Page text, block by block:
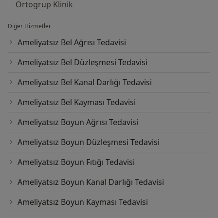
Evli ve 1 çocuk babasıdır.
2003-2005 yılları arasında Amerika Birleşik Devletleri
Minnesota Eyaletinde Hennepin Medical Center’da ve
Twin Cities Spine Center’da omurga hastalıkları
konusunda Research Fellow olarak çalıştı. Bu dönemde
omurga biyomekaniği ve omurga hastalıkları
konusunda çeşitli projelerde görev alarak bilimsel
çalışmalarda bulundu.
2005 yılındaTürkiye’ye dönerek Başkent Üniversitesi
Tıp Fakültesi Ortopedi ve Travmatoloji Anabilim
Dalında Öğretim Görevlisi olarak akademik hayatına
başladı.
2007-2008 yılları arasında Van Asker Hastenesinde
Ortogrup Klinik
Diğer Hizmetler
Ameliyatsız Bel Ağrısı Tedavisi
Ameliyatsız Bel Düzleşmesi Tedavisi
Ameliyatsız Bel Kanal Darlığı Tedavisi
Ameliyatsız Bel Kayması Tedavisi
Ameliyatsız Boyun Ağrısı Tedavisi
Ameliyatsız Boyun Düzleşmesi Tedavisi
Ameliyatsız Boyun Fıtığı Tedavisi
Ameliyatsız Boyun Kanal Darlığı Tedavisi
Ameliyatsız Boyun Kayması Tedavisi